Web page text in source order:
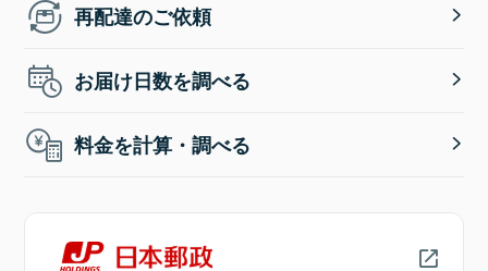
再配達のご依頼
お届け日数を調べる
料金を計算・調べる